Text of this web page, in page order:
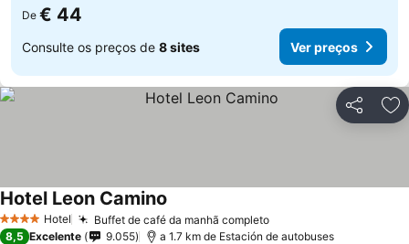
De € 44
Consulte os preços de 8 sites Ver preços
Partilhar
4 EstrelasHotel Buffet de café da manhã completoVer preços
Hotel Leon Camino
8,5 Excelente 9.055 a 1.7 km de Estación de autobuses